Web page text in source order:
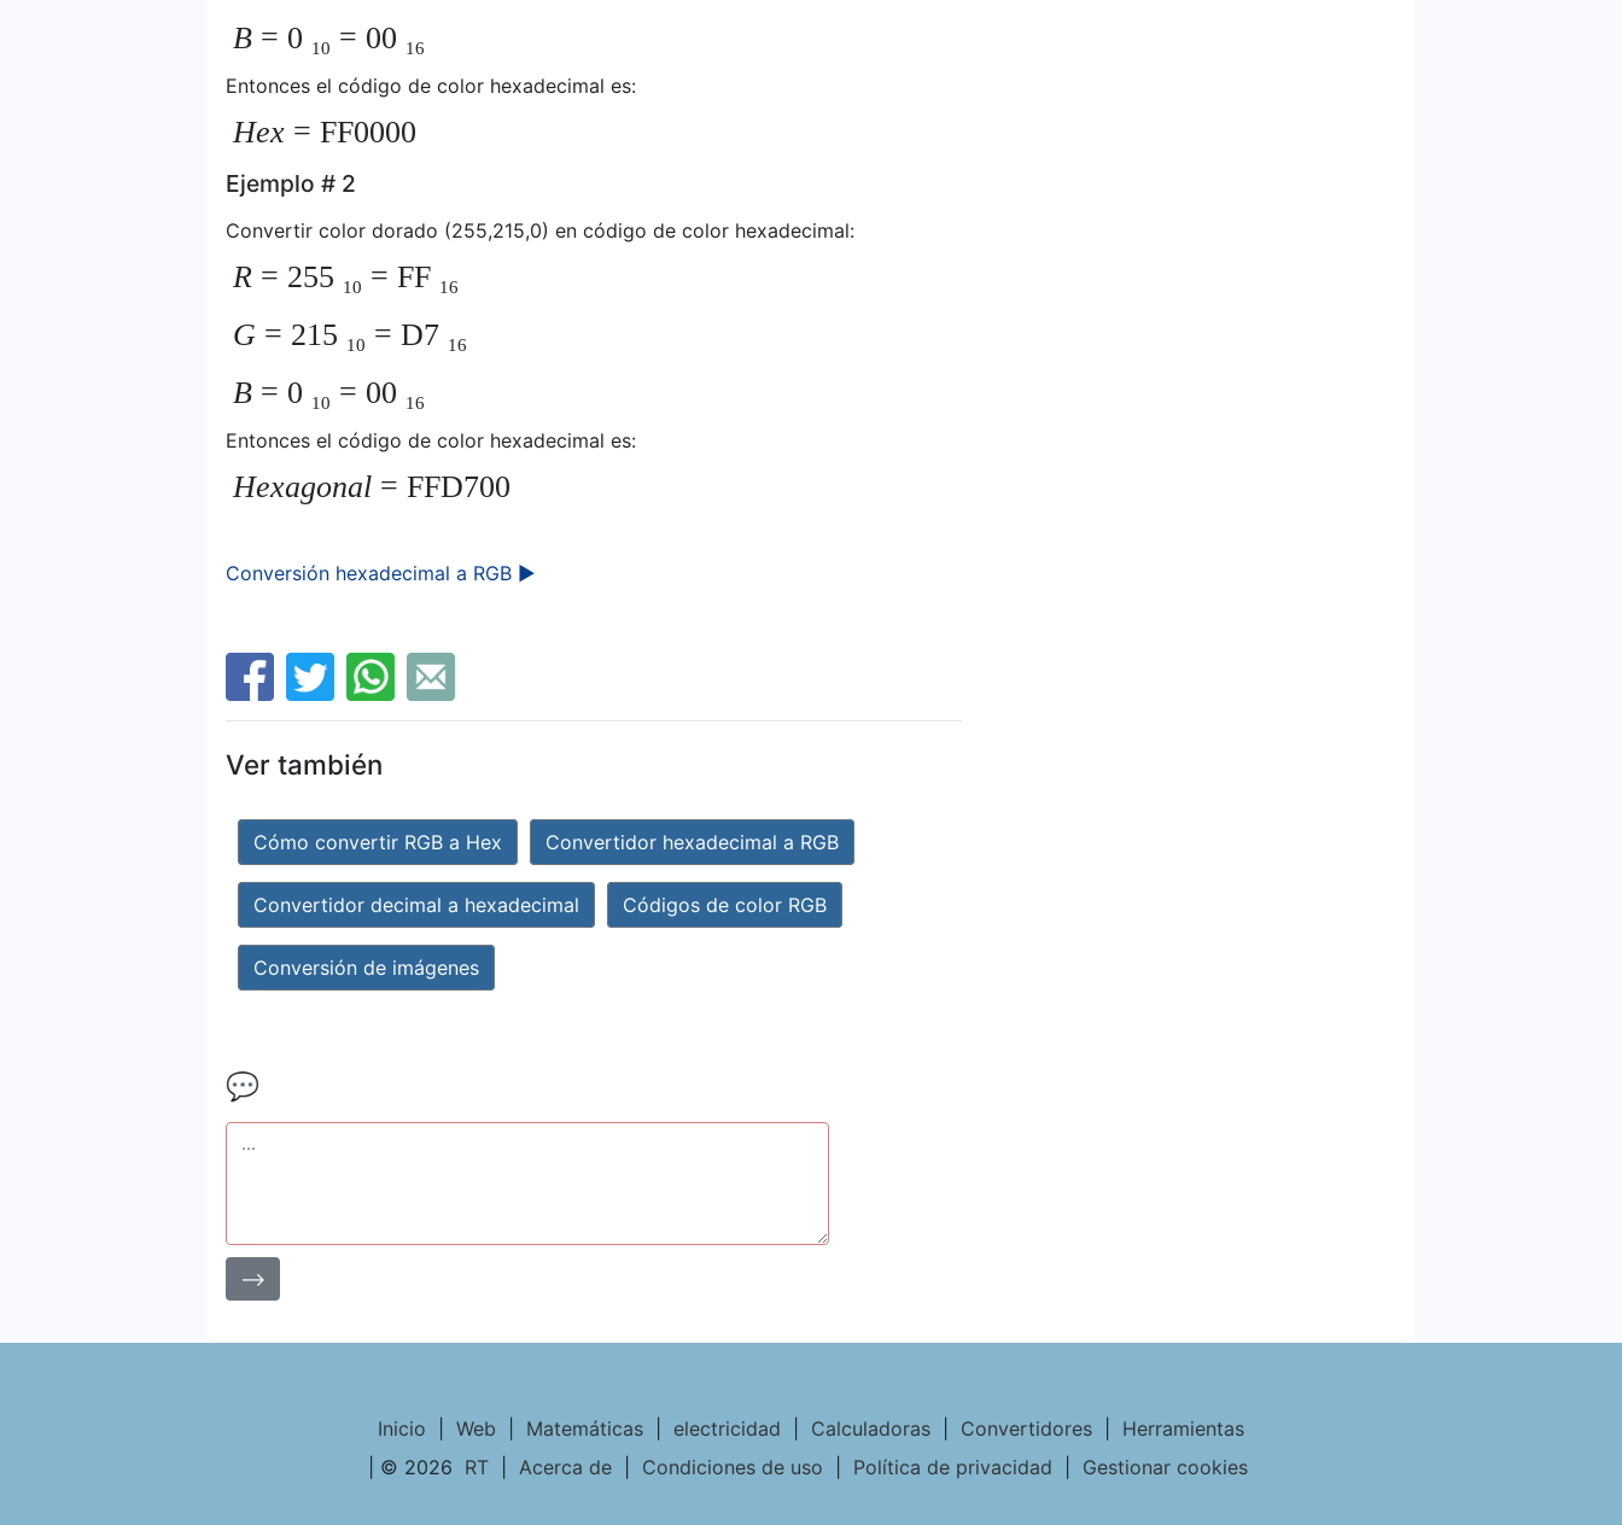
B = 0 10 = 00 16
Entonces el código de color hexadecimal es:
Hex = FF0000
Ejemplo # 2
Convertir color dorado (255,215,0) en código de color hexadecimal:
R = 255 10 = FF 16
G = 215 10 = D7 16
B = 0 10 = 00 16
Entonces el código de color hexadecimal es:
Hexagonal = FFD700
Conversión hexadecimal a RGB ►
Ver también
Cómo convertir RGB a Hex Convertidor hexadecimal a RGB
Convertidor decimal a hexadecimal Códigos de color RGB
Conversión de imágenes
💬
⟶
Inicio Web Matemáticas electricidad Calculadoras Convertidores
Herramientas
| © 2026 RT Acerca de Condiciones de uso Política de privacidad Gestionar cookies